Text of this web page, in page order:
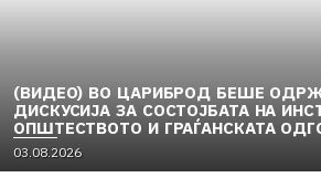
(ВИДЕО) ВО ЦАРИБРОД БЕШЕ
ДИСКУСИЈА ЗА СОСТОЈБАТА НА
ОПШТЕСТВОТО И ГРАЃАНСКАТА
03.08.2026